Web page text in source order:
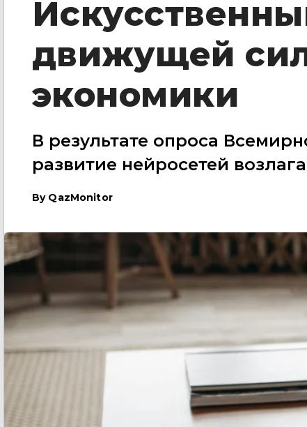
движущей
экономики
В результате опроса
развитие нейросетей
By QazMonitor